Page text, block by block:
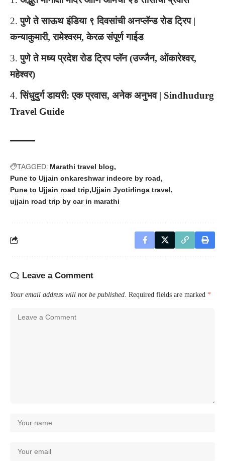
पुणे ते साऊथ इंडिया ९ दिवसांची अनप्लॅन्ड रोड ट्रिप |
कन्याकुमारी, रामेश्वरम, केरळ संपूर्ण गाईड
पुणे ते मध्य प्रदेश रोड ट्रिप प्लॅन (उज्जैन, ओंकारेश्वर,
महेश्वर)
सिंधुदुर्ग डायरी: एक प्रवास, अनेक अनुभव | Sindhudurg
Travel Guide
TAGGED: Marathi travel blog
Pune to Ujjain onkareshwar indeore by road
Pune to Ujjain road trip Ujjain Jyotirlinga travel
ujjain road trip by car in marathi
Leave a Comment
Your email address will not be published. Required fields are marked *